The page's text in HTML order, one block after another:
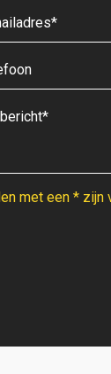
met een * zijn